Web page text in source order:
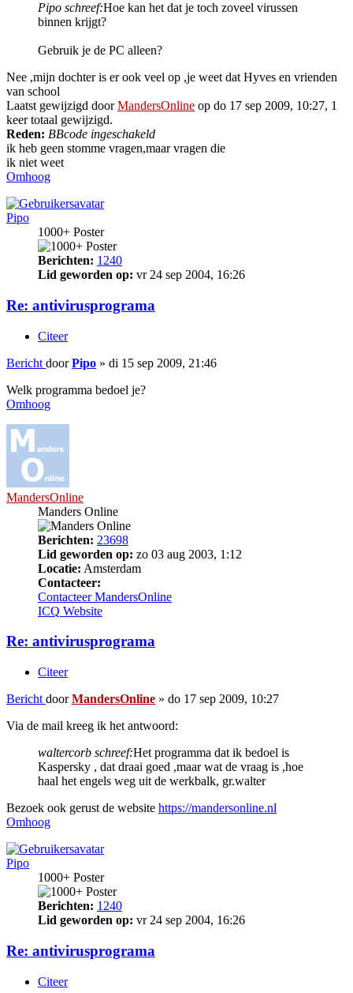
Pipo schreef:Hoe kan het dat je toch zoveel virussen
binnen krijgt?
Gebruik je de PC alleen?
Nee ,mijn dochter is er ook veel op ,je weet dat Hyves en vrienden
van school
Laatst gewijzigd doorMandersOnline op do 17 sep 2009, 10:27, 1
keer totaal gewijzigd.
Reden: BBcode ingeschakeld
ik heb geen stomme vragen,maar vragen die
ik niet weet
Omhoog
Pipo
1000+ Poster
Berichten: 1240
Lid geworden op: vr 24 sep 2004, 16:26
Re: antivirusprograma
Citeer
Bericht doorPipo » di 15 sep 2009, 21:46
Welk programma bedoel je?
Omhoog
MandersOnline
Manders Online
Berichten: 23698
Lid geworden op: zo 03 aug 2003, 1:12
Locatie: Amsterdam
Contacteer:
Contacteer MandersOnline
ICQ Website
Re: antivirusprograma
Citeer
Bericht doorMandersOnline » do 17 sep 2009, 10:27
Via de mail kreeg ik het antwoord:
waltercorb schreef:Het programma dat ik bedoel is
Kaspersky , dat draai goed ,maar wat de vraag is ,hoe
haal het engels weg uit de werkbalk, gr.walter
Bezoek ook gerust de website https://mandersonline.nl
Omhoog
Pipo
1000+ Poster
Berichten: 1240
Lid geworden op: vr 24 sep 2004, 16:26
Re: antivirusprograma
Citeer